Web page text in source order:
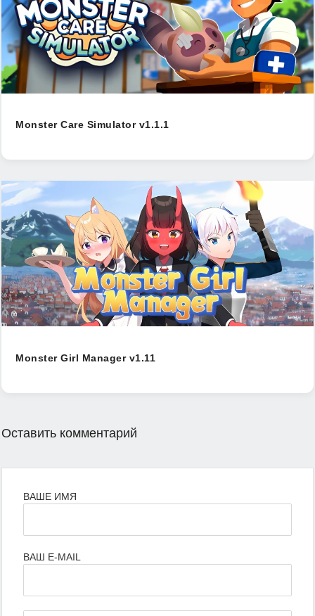
Monster Care Simulator v1.1.1
Monster Girl Manager v1.11
Оставить комментарий
ВАШЕ ИМЯ
ВАШ E-MAIL